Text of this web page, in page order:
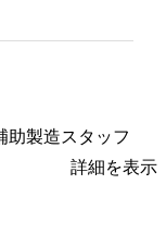
助製造スタッフ
詳細を表示